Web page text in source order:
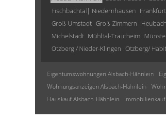
Fischbachtal| Niedernhausen Frankfurt
Groß-Umstadt Groß-Zimmern Heubach
Michelstadt Mühltal-Trautheim
Otzberg / Nieder-Klingen Otzberg/
Eigentumswohnungen Alsbach-Hähnlein
Wohnungsanzeigen Alsbach-Hähnlein
Hauskauf Alsbach-Hähnlein